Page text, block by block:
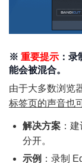
※ 重要提示 ：
能会被混合。
由于大多数浏览
标签页的声音也
解决方案 ：
分开。
示例 ：录制